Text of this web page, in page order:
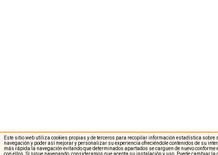
Este sitio web utiliza cookies propias y de terceros para recopilar información estadística sobre
navegación y poder así mejorar y personalizar su experiencia ofreciéndole contenidos de su
más rápida la navegación evitando que determinados apartados se carguen de nuevo
con ellos. Si sigue navegando, consideramos que acepta su instalación y uso. Puede cambiar la